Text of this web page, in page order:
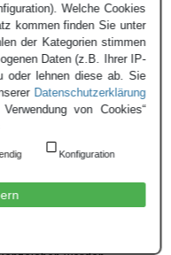
Marktführer für
der schweren
als Schmiede
Erfahrungsschatz, die
Schmitz Cargobull mit
Welche Cookies
kommen finden Sie unter
der Kategorien stimmen
Daten (z.B. Ihrer IP-
oder lehnen diese ab. Sie
Datenschutzerklärung
von Cookies“
Konfiguration